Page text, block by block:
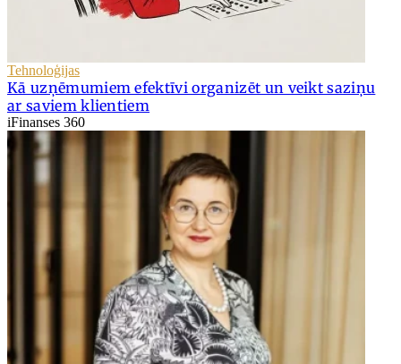
Tehnoloģijas
Kā uzņēmumiem efektīvi organizēt un veikt saziņu
ar saviem klientiem
iFinanses 360